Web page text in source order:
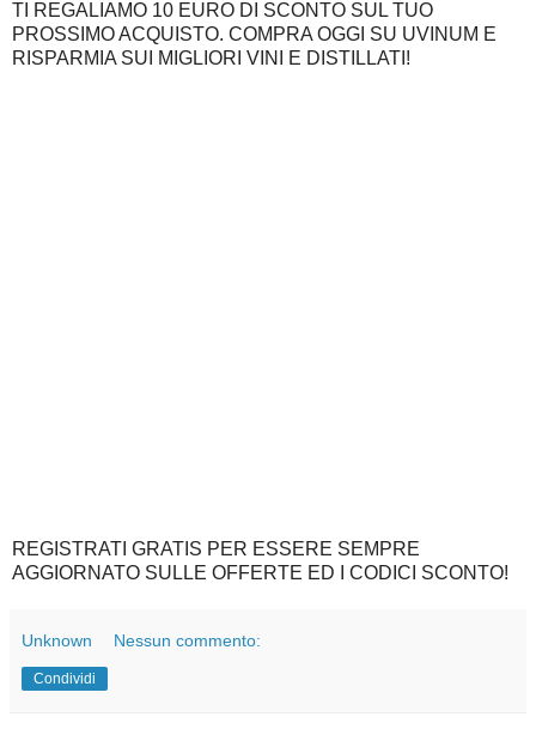
TI REGALIAMO 10 EURO DI SCONTO SUL TUO
PROSSIMO ACQUISTO. COMPRA OGGI SU UVINUM E
RISPARMIA SUI MIGLIORI VINI E DISTILLATI!
REGISTRATI GRATIS PER ESSERE SEMPRE
AGGIORNATO SULLE OFFERTE ED I CODICI SCONTO!
Unknown Nessun commento:
Condividi